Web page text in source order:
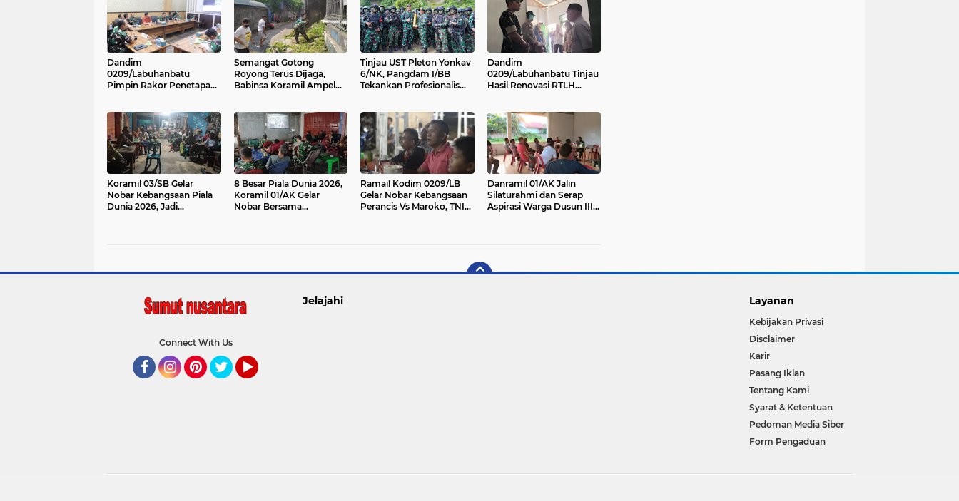
Dandim
0209/Labuhanbatu
Pimpin Rakor Penetapan
Semangat Gotong
Royong Terus Dijaga,
Babinsa Koramil Ampel
Tinjau UST Pleton Yonkav
6/NK, Pangdam I/BB
Tekankan Profesionalisme
Dandim
0209/Labuhanbatu Tinjau
Hasil Renovasi RTLH
Koramil 03/SB Gelar
Nobar Kebangsaan Piala
Dunia 2026, Jadi
8 Besar Piala Dunia 2026,
Koramil 01/AK Gelar
Nobar Bersama
Ramai! Kodim 0209/LB
Gelar Nobar Kebangsaan
Perancis Vs Maroko, TNI
Danramil 01/AK Jalin
Silaturahmi dan Serap
Aspirasi Warga Dusun III
Connect With Us
Jelajahi Layanan
Kebijakan Privasi
Disclaimer
Karir
Pasang Iklan
Tentang Kami
Syarat & Ketentuan
Pedoman Media Siber
Form Pengaduan